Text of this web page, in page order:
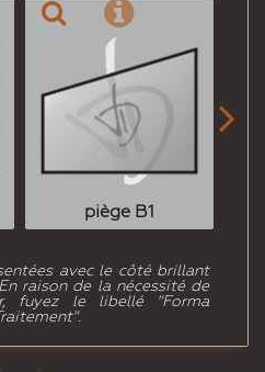
piège B1

avec le côté brillant
raison de la nécessité de
fuyez le libellé "Forma